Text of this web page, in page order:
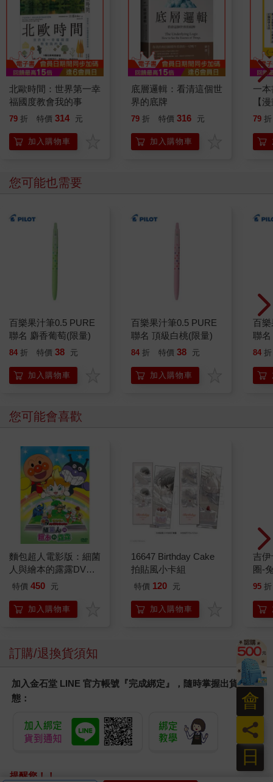
北歐時間：世界第一幸
福國度教會我的事
79 折 特價 314 元
加入購物車
底層邏輯：看清這個世
界的底牌
79 折 特價 316 元
加入購物車
一
【
行
「
學方
79 折
您可能也需要
百樂果汁筆0.5 PURE
聯名 麝香葡萄(限量)
84 折 特價 38 元
加入購物車
百樂果汁筆0.5 PURE
聯名 頂級白桃(限量)
84 折 特價 38 元
加入購物車
百
聯
84 折
您可能會喜歡
麵包超人電影版：細菌
人與繪本的露露DVD-
平裝版
特價 450 元
加入購物車
16647 Birthday Cake
拍貼風小卡組
特價 120 元
加入購物車
吉伊卡哇
圈-
95 折
訂購/退換貨須知
加入金石堂 LINE 官方帳號『完成綁定』，隨時掌握出貨動
態：
提醒您！！
日
員
會